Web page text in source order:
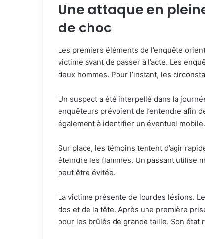
Une attaque en
de choc
Les premiers éléments de l’enquête
victime avant de passer à l’acte. Les
deux hommes. Pour l’instant, les
Un suspect a été interpellé dans la
enquêteurs prévoient de l’entendre afin
également à identifier un éventuel mobile.
Sur place, les témoins tentent d’agir
éteindre les flammes. Un passant utilise
peut être évitée.
La victime présente de lourdes lésions.
dos et de la tête. Après une première
pour les brûlés de grande taille. Son état